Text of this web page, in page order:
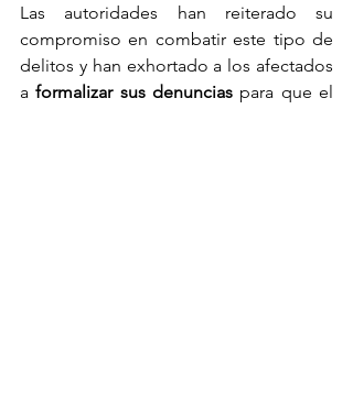
Las autoridades han reiterado su
compromiso en combatir este tipo de
delitos y han exhortado a los afectados
a formalizar sus denuncias para que el